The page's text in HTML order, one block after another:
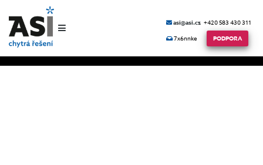
asi@asi.cz
7x6nnke
+420 583 430 311
PODPORA